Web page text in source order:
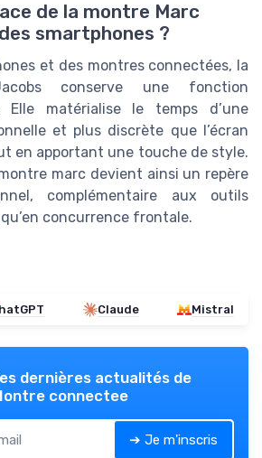
de la montre Marc
smartphones ?
et des montres connectées, la
conserve une fonction
Elle matérialise le temps d’une
et plus discrète que l’écran
en apportant une touche de style.
marc devient ainsi un repère
complémentaire aux outils
concurrence frontale.
Claude Mistral
dernières actualités de
connectee
➔ Je m'inscris